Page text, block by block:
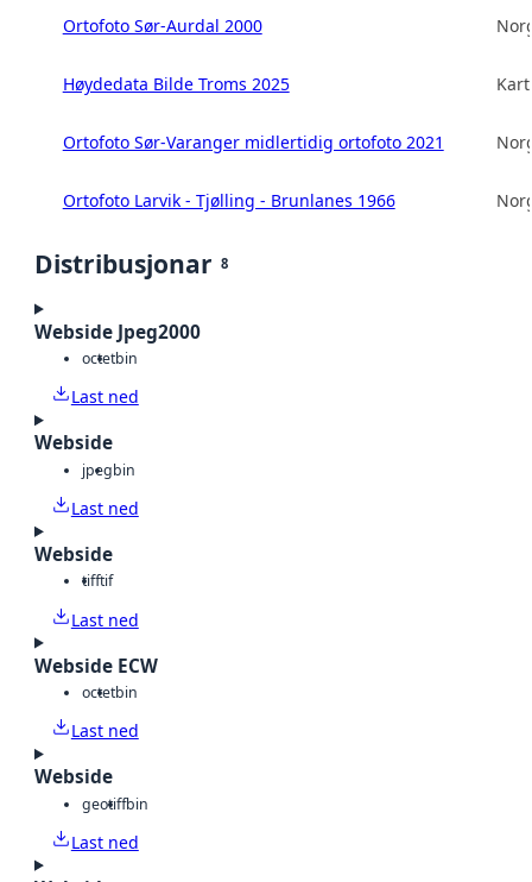
Ortofoto Sør-Aurdal 2000
Høydedata Bilde Troms 2025
Ortofoto Sør-Varanger midlertidig ortofoto 2021
Ortofoto Larvik - Tjølling - Brunlanes 1966
Distribusjonar 8
Webside Jpeg2000
octetbin
Last ned
Webside
jpegbin
Last ned
Webside
tifftif
Last ned
Webside ECW
octetbin
Last ned
Webside
geotiffbin
Last ned